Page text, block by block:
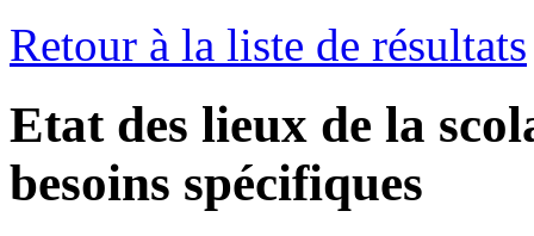
Retour à la liste de résultats
Etat des lieux de la
besoins spécifiques